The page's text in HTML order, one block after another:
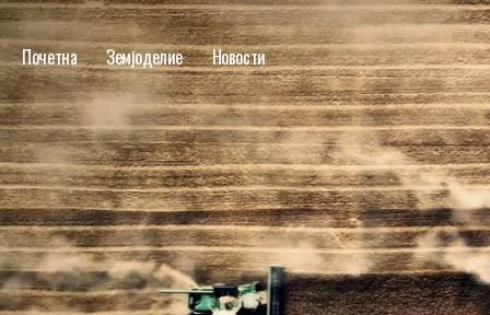
Почетна Земјоделие Новости